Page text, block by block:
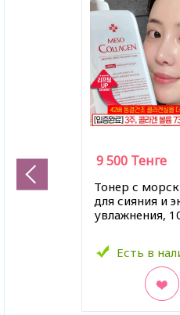
Тонер с
для сияния и
увлажнения,
Есть в
9 500 Тенге